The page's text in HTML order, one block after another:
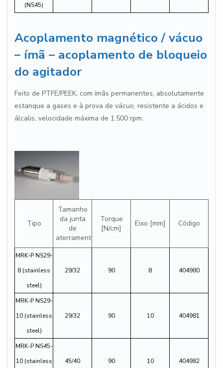
(NS45)
Acoplamento magnético / vácuo
– ímã – acoplamento de bloqueio
do agitador
Feito de PTFE/PEEK, com ímãs permanentes, absolutamente
estanque a gases e à prova de vácuo, resistente a ácidos e
álcalis, velocidade máxima de 1.500 rpm.
Tipo
Tamanho
da junta
de
aterramento NSS
Torque
[N/cm]
Eixo [mm] Código
MRK-P NS29-
8 (stainless
steel)
29/32 90 8 404980
MRK-P NS29-
10 (stainless
steel)
29/32 90 10 404981
MRK-P NS45-
10 (stainless
45/40 90 10 404982